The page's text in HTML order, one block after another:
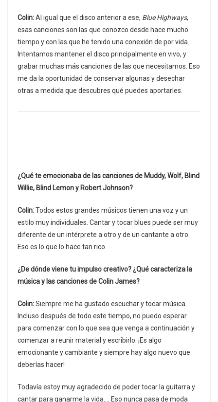
Colin:Al igual que el disco anterior a ese, Blue Highways,
esas canciones son las que conozco desde hace mucho
tiempo y con las que he tenido una conexión de por vida.
Intentamos mantener el disco principalmente en vivo, y
grabar muchas más canciones de las que necesitamos. Eso
me da la oportunidad de conservar algunas y desechar
otras a medida que descubres qué puedes aportarles.
¿Qué te emocionaba de las canciones de Muddy, Wolf, Blind
Willie, Blind Lemon y Robert Johnson?
Colin:Todos estos grandes músicos tienen una voz y un
estilo muy individuales. Cantar y tocar blues puede ser muy
diferente de un intérprete a otro y de un cantante a otro.
Eso es lo que lo hace tan rico.
¿De dónde viene tu impulso creativo? ¿Qué caracteriza la
música y las canciones de Colin James?
Colin:Siempre me ha gustado escuchar y tocar música.
Incluso después de todo este tiempo, no puedo esperar
para comenzar con lo que sea que venga a continuación y
comenzar a reunir material y escribirlo. ¡Es algo
emocionante y cambiante y siempre hay algo nuevo que
deberías hacer!
Todavía estoy muy agradecido de poder tocar la guitarra y
cantar para ganarme la vida…. Eso nunca pasa de moda